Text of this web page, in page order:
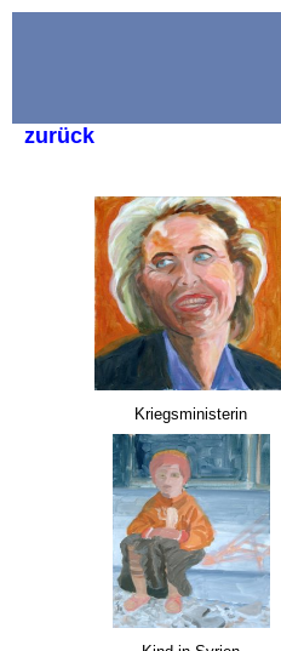
zurück
Kriegsministerin